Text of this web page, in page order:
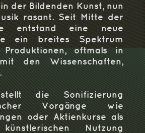
der Bildenden Kunst, nun
rasant. Seit Mitte der
entstand eine neue
ein breites Spektrum
Produktionen, oftmals in
den Wissenschaften,
die Sonifizierung
Vorgänge wie
oder Aktienkurse als
Nutzung